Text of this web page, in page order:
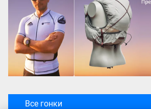
Все гонки